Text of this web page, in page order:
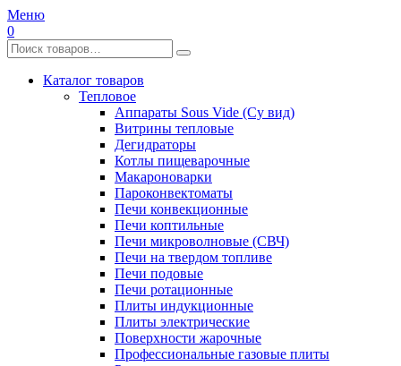
Меню
0
Каталог товаров
Тепловое
Аппараты Sous Vide (Су вид)
Витрины тепловые
Дегидраторы
Котлы пищеварочные
Макароноварки
Пароконвектоматы
Печи конвекционные
Печи коптильные
Печи микроволновые (СВЧ)
Печи на твердом топливе
Печи подовые
Печи ротационные
Плиты индукционные
Плиты электрические
Поверхности жарочные
Профессиональные газовые плиты